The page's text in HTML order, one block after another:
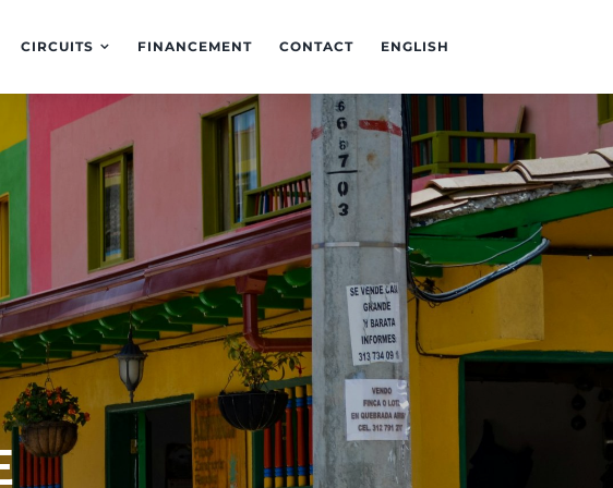
CIRCUITS FINANCEMENT CONTACT ENGLISH